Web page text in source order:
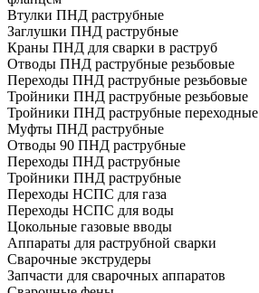
Втулки ПНД раструбные
Заглушки ПНД раструбные
Краны ПНД для сварки в раструб
Отводы ПНД раструбные резьбовые
Переходы ПНД раструбные резьбовые
Тройники ПНД раструбные резьбовые
Тройники ПНД раструбные переходные
Муфты ПНД раструбные
Отводы 90 ПНД раструбные
Переходы ПНД раструбные
Тройники ПНД раструбные
Переходы НСПС для газа
Переходы НСПС для воды
Цокольные газовые вводы
Аппараты для раструбной сварки
Сварочные экструдеры
Запчасти для сварочных аппаратов